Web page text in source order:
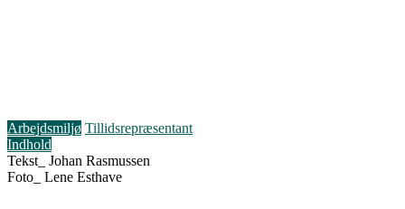
Arbejdsmiljø Tillidsrepræsentant
Indhold
Tekst_ Johan Rasmussen
Foto_ Lene Esthave